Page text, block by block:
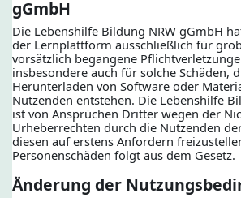
gGmbH
Die Lebenshilfe Bildung NRW gGmbH
der Lernplattform ausschließlich für
vorsätzlich begangene
insbesondere auch für solche Schäden,
Herunterladen von Software oder
Nutzenden entstehen. Die Lebenshilfe
ist von Ansprüchen Dritter wegen der
Urheberrechten durch die Nutzenden
diesen auf erstens Anfordern
Personenschäden folgt aus dem Gesetz.
Änderung der